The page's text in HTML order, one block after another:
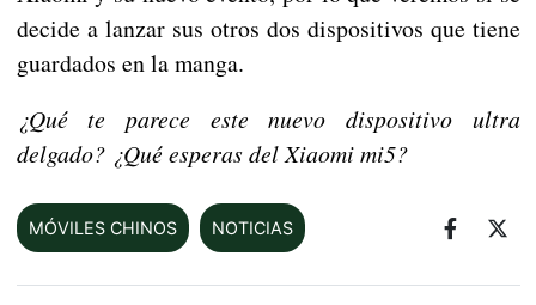
decide a lanzar sus otros dos dispositivos que tiene
guardados en la manga.
¿Qué te parece este nuevo dispositivo ultra
delgado? ¿Qué esperas del Xiaomi mi5?
MÓVILES CHINOS NOTICIAS